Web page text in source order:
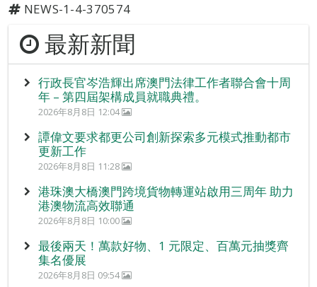
NEWS-1-4-370574
最新新聞
行政長官岑浩輝出席澳門法律工作者聯合會十周
年 – 第四屆架構成員就職典禮。
2026年8月8日 12:04
譚偉文要求都更公司創新探索多元模式推動都市
更新工作
2026年8月8日 11:28
港珠澳大橋澳門跨境貨物轉運站啟用三周年 助力
港澳物流高效聯通
2026年8月8日 10:00
最後兩天！萬款好物、1 元限定、百萬元抽獎齊
集名優展
2026年8月8日 09:54